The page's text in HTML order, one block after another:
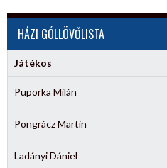
HÁZI GÓLLÖVŐLISTA
Játékos
Puporka Milán
Pongrácz Martin
Ladányi Dániel